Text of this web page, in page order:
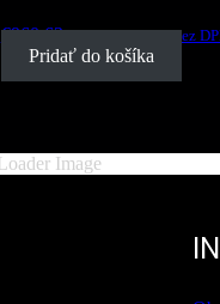
€960.63 s DPH (€781.00bez
Pridať do košíka